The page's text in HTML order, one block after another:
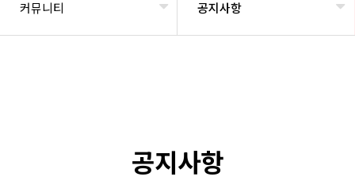
커뮤니티 공지사항
공지사항